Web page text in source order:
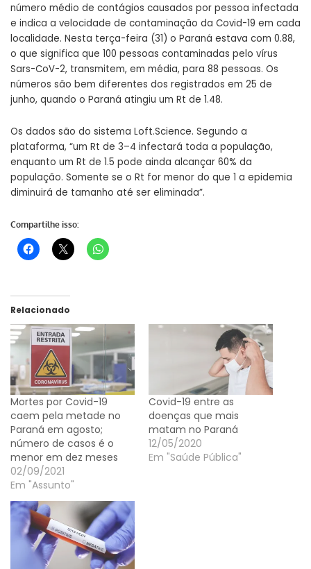
número médio de contágios causados por pessoa infectada
e indica a velocidade de contaminação da Covid-19 em cada
localidade. Nesta terça-feira (31) o Paraná estava com 0.88,
o que significa que 100 pessoas contaminadas pelo vírus
Sars-CoV-2, transmitem, em média, para 88 pessoas. Os
números são bem diferentes dos registrados em 25 de
junho, quando o Paraná atingiu um Rt de 1.48.
Os dados são do sistema Loft.Science. Segundo a
plataforma, “um Rt de 3–4 infectará toda a população,
enquanto um Rt de 1.5 pode ainda alcançar 60% da
população. Somente se o Rt for menor do que 1 a epidemia
diminuirá de tamanho até ser eliminada”.
Compartilhe isso:
Relacionado
Mortes por Covid-19
caem pela metade no
Paraná em agosto;
número de casos é o
menor em dez meses
02/09/2021
Em "Assunto"
Covid-19 entre as
doenças que mais
matam no Paraná
12/05/2020
Em "Saúde Pública"